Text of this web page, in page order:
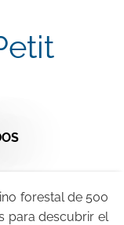
forestal de 500
para descubrir el